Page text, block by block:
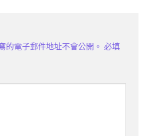
的電子郵件地址不會公開。 必填